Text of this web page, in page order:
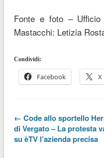
Fonte e foto – Ufficio
Mastacchi: Letizia
Condividi:
Facebook X
← Code allo sportello
di Vergato – La protesta
su èTV l’azienda precisa